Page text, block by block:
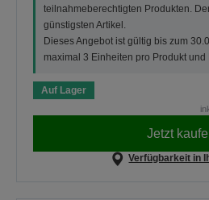
teilnahmeberechtigten Produkten.
günstigsten Artikel.
Dieses Angebot ist gültig bis zum
maximal 3 Einheiten pro Produkt und
Auf Lager
Jetzt
Verfügbarkeit in